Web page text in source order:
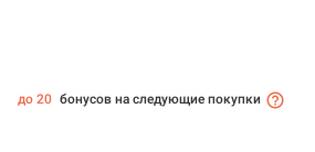
до 20 бонусов на следующие покупки